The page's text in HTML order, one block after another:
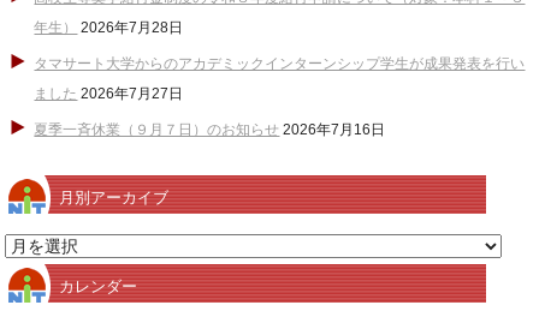
年生）
2026年7月28日
タマサート大学からのアカデミックインターンシップ学生が成果発表を行い
ました 2026年7月27日
夏季一斉休業（９月７日）のお知らせ 2026年7月16日
月別アーカイブ
月
別
ア
カレンダー